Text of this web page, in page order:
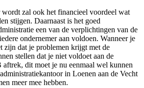
wordt zal ook het financieel voordeel wat
stijgen. Daarnaast is het goed
een van de verplichtingen van de
ondernemer aan voldoen. Wanneer je
zijn dat je problemen krijgt met de
stellen dat je niet voldoet aan de
dit moet je nu eenmaal wel kunnen
in Loenen aan de Vecht
meer mee hebben.